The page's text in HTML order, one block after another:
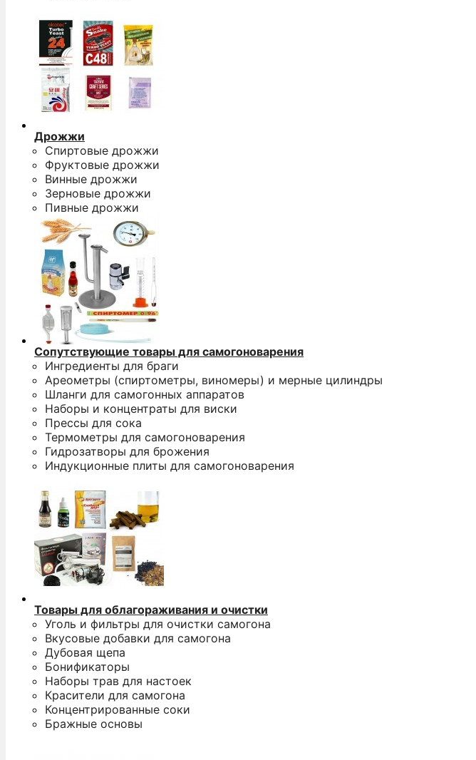
Дрожжи
Спиртовые дрожжи
Фруктовые дрожжи
Винные дрожжи
Зерновые дрожжи
Пивные дрожжи
Сопутствующие товары для самогоноварения
Ингредиенты для браги
Ареометры (спиртометры, виномеры) и мерные цилиндры
Шланги для самогонных аппаратов
Наборы и концентраты для виски
Прессы для сока
Термометры для самогоноварения
Гидрозатворы для брожения
Индукционные плиты для самогоноварения
Товары для облагораживания и очистки
Уголь и фильтры для очистки самогона
Вкусовые добавки для самогона
Дубовая щепа
Бонификаторы
Наборы трав для настоек
Красители для самогона
Концентрированные соки
Бражные основы